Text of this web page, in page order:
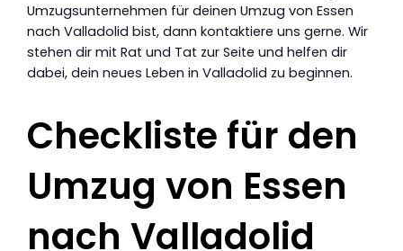
Umzugsunternehmen für deinen Umzug von Essen
nach Valladolid bist, dann kontaktiere uns gerne. Wir
stehen dir mit Rat und Tat zur Seite und helfen dir
dabei, dein neues Leben in Valladolid zu beginnen.
Checkliste für den
Umzug von Essen
nach Valladolid